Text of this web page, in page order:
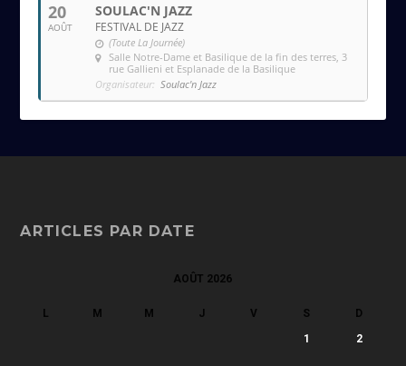
20
AOÛT
SOULAC'N JAZZ
FESTIVAL DE JAZZ
(Toute La Journée)
Salle Notre-Dame et Basilique de la fin des terres, 3
rue Gallieni et Esplanade de la Basilique
Organisateur: Soulac'n Jazz
ARTICLES PAR DATE
AOÛT 2026
L M M J V S D
1 2